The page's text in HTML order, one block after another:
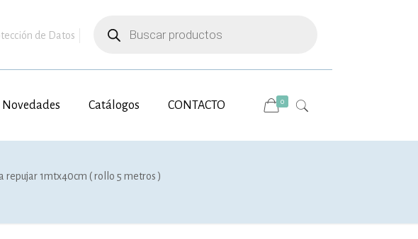
de Datos
productos
Novedades Catálogos CONTACTO 0
repujar 1mtx40cm ( rollo 5 metros )